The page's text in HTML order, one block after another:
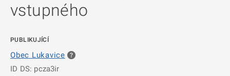
vstupného
PUBLIKUJÍCÍ
Obec Lukavice
ID DS: pcza3ir